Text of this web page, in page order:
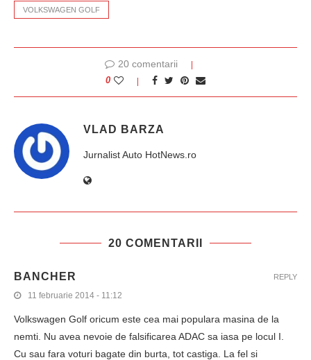
VOLKSWAGEN GOLF
20 comentarii
0
VLAD BARZA
Jurnalist Auto HotNews.ro
20 COMENTARII
BANCHER
11 februarie 2014 - 11:12
Volkswagen Golf oricum este cea mai populara masina de la
nemti. Nu avea nevoie de falsificarea ADAC sa iasa pe locul I.
Cu sau fara voturi bagate din burta, tot castiga. La fel si
REPLY